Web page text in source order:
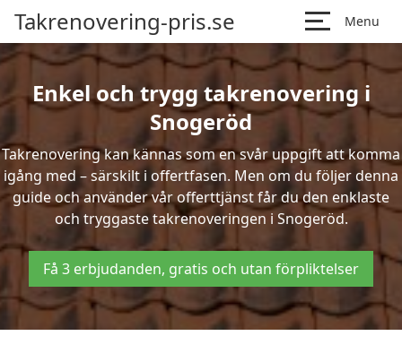
Takrenovering-pris.se Menu
Enkel och trygg takrenovering i
Snogeröd
Takrenovering kan kännas som en svår uppgift att komma
igång med – särskilt i offertfasen. Men om du följer denna
guide och använder vår offerttjänst får du den enklaste
och tryggaste takrenoveringen i Snogeröd.
Få 3 erbjudanden, gratis och utan förpliktelser